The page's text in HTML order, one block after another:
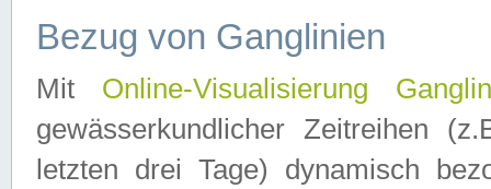
Bezug von Ganglinien
Mit Online-Visualisierung
gewässerkundlicher Zeitreihen
letzten drei Tage) dynamisch